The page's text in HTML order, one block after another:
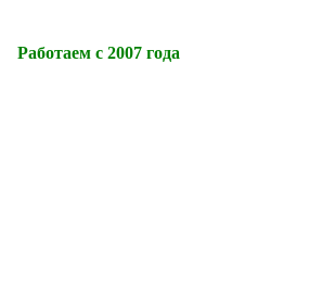
Работаем с 2007 года